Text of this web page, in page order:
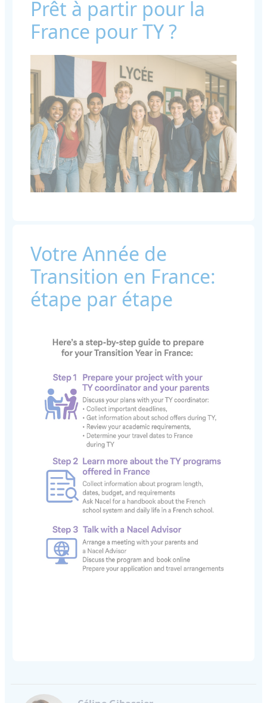
Prêt à partir pour la
France pour TY ?
Votre Année de
Transition en France:
étape par étape